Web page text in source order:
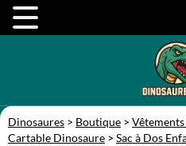
Dinosaures > Boutique >
Cartable Dinosaure > Sac à Dos